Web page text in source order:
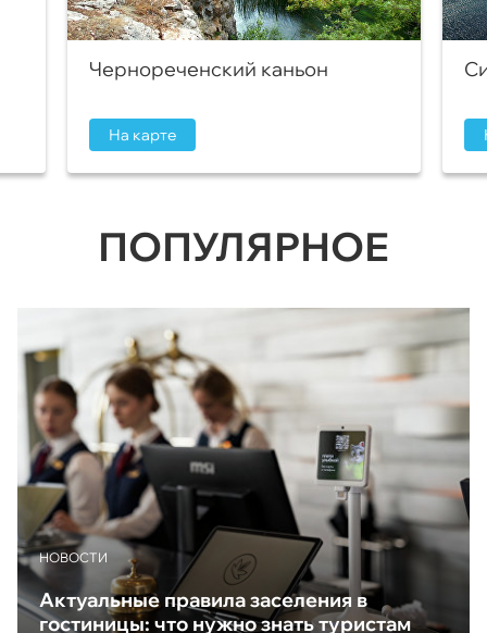
Чернореченский каньон
На карте
ПОПУЛЯРНОЕ
НОВОСТИ
Актуальные правила заселения в
гостиницы: что нужно знать туристам